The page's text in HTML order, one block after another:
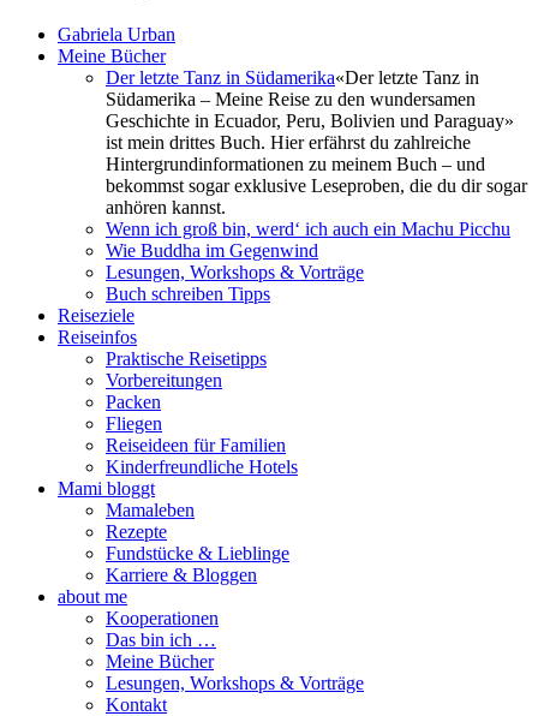
Gabriela Urban
Meine Bücher
Der letzte Tanz in Südamerika«Der letzte Tanz in
Südamerika – Meine Reise zu den wundersamen
Geschichte in Ecuador, Peru, Bolivien und Paraguay»
ist mein drittes Buch. Hier erfährst du zahlreiche
Hintergrundinformationen zu meinem Buch – und
bekommst sogar exklusive Leseproben, die du dir sogar
anhören kannst.
Wenn ich groß bin, werd‘ ich auch ein Machu Picchu
Wie Buddha im Gegenwind
Lesungen, Workshops & Vorträge
Buch schreiben Tipps
Reiseziele
Reiseinfos
Praktische Reisetipps
Vorbereitungen
Packen
Fliegen
Reiseideen für Familien
Kinderfreundliche Hotels
Mami bloggt
Mamaleben
Rezepte
Fundstücke & Lieblinge
Karriere & Bloggen
about me
Kooperationen
Das bin ich …
Meine Bücher
Lesungen, Workshops & Vorträge
Kontakt